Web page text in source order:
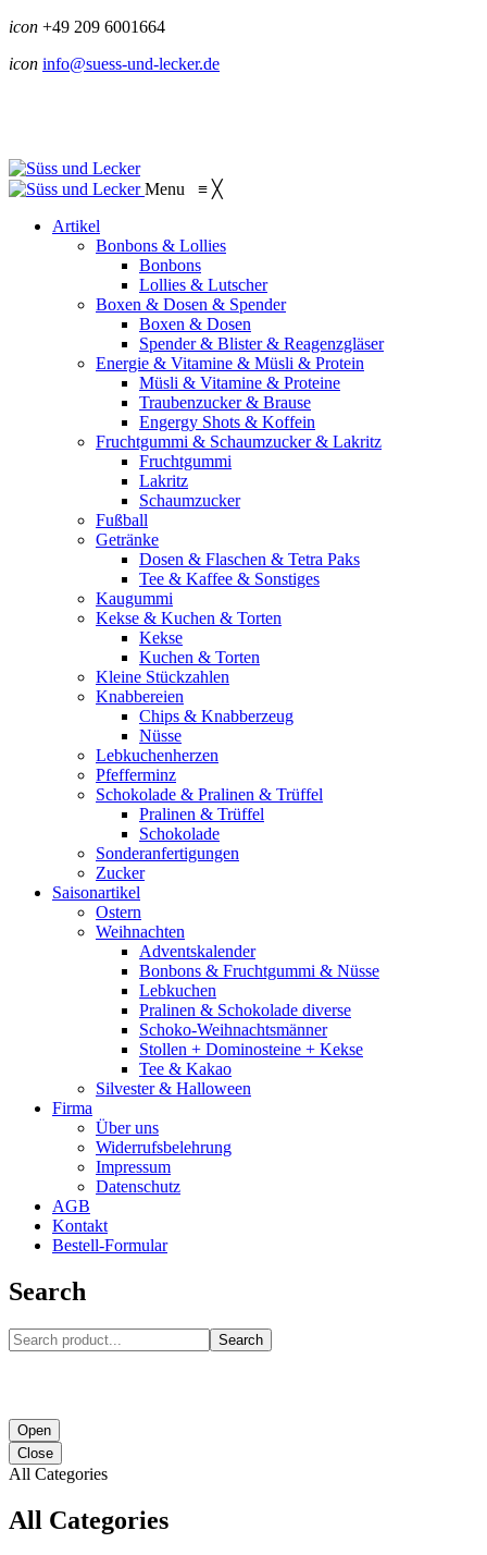
icon +49 209 6001664
icon info@suess-und-lecker.de
Menu ≡ ╳
Artikel
Bonbons & Lollies
Bonbons
Lollies & Lutscher
Boxen & Dosen & Spender
Boxen & Dosen
Spender & Blister & Reagenzgläser
Energie & Vitamine & Müsli & Protein
Müsli & Vitamine & Proteine
Traubenzucker & Brause
Engergy Shots & Koffein
Fruchtgummi & Schaumzucker & Lakritz
Fruchtgummi
Lakritz
Schaumzucker
Fußball
Getränke
Dosen & Flaschen & Tetra Paks
Tee & Kaffee & Sonstiges
Kaugummi
Kekse & Kuchen & Torten
Kekse
Kuchen & Torten
Kleine Stückzahlen
Knabbereien
Chips & Knabberzeug
Nüsse
Lebkuchenherzen
Pfefferminz
Schokolade & Pralinen & Trüffel
Pralinen & Trüffel
Schokolade
Sonderanfertigungen
Zucker
Saisonartikel
Ostern
Weihnachten
Adventskalender
Bonbons & Fruchtgummi & Nüsse
Lebkuchen
Pralinen & Schokolade diverse
Schoko-Weihnachtsmänner
Stollen + Dominosteine + Kekse
Tee & Kakao
Silvester & Halloween
Firma
Über uns
Widerrufsbelehrung
Impressum
Datenschutz
AGB
Kontakt
Bestell-Formular
Search
Search
Open
Close
All Categories
All Categories